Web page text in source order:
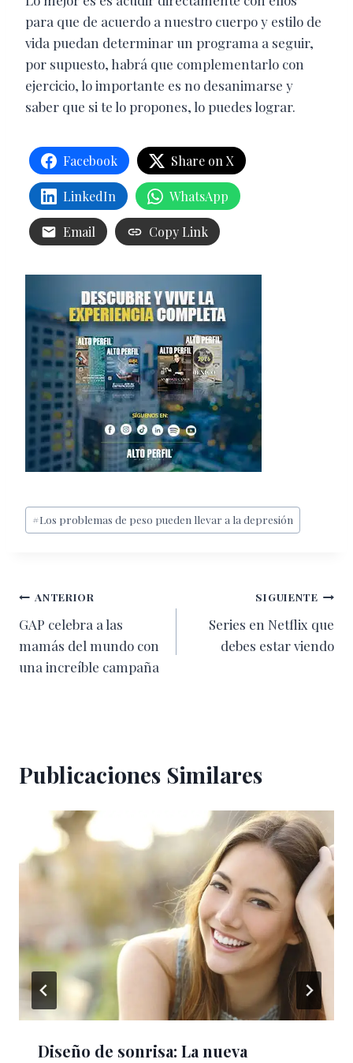
para que de acuerdo a nuestro cuerpo y estilo de
vida puedan determinar un programa a seguir,
por supuesto, habrá que complementarlo con
ejercicio, lo importante es no desanimarse y
saber que si te lo propones, lo puedes lograr.
Facebook Share on X
LinkedIn WhatsApp
Email Copy Link
Etiquetas
de
#Los problemas de peso pueden llevar a la depresión
Navegación
de
entradas
ANTERIOR
GAP celebra a las
mamás del mundo con
una increíble campaña
SIGUIENTE
Series en Netflix que
debes estar viendo
Publicaciones Similares
Diseño de sonrisa: La nueva